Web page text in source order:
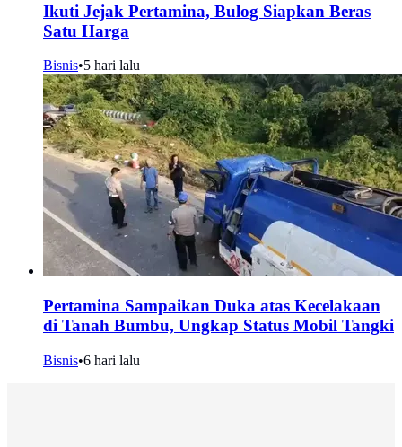
Ikuti Jejak Pertamina, Bulog Siapkan Beras
Satu Harga
Bisnis•5 hari lalu
Pertamina Sampaikan Duka atas Kecelakaan
di Tanah Bumbu, Ungkap Status Mobil Tangki
Bisnis•6 hari lalu